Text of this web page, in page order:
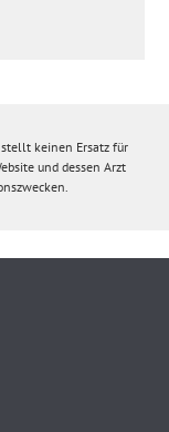
keinen Ersatz für
und dessen Arzt